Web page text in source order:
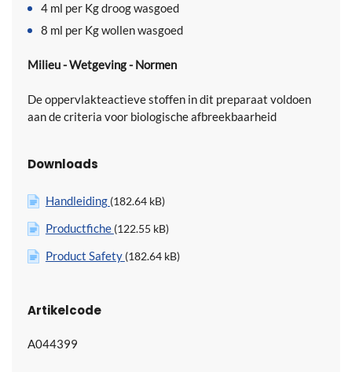
4 ml per Kg droog wasgoed
8 ml per Kg wollen wasgoed
Milieu - Wetgeving - Normen
De oppervlakteactieve stoffen in dit preparaat voldoen
aan de criteria voor biologische afbreekbaarheid
Downloads
Handleiding (182.64 kB)
Productfiche (122.55 kB)
Product Safety (182.64 kB)
Artikelcode
A044399